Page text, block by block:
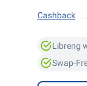
Cashback
Libreng
Swap-